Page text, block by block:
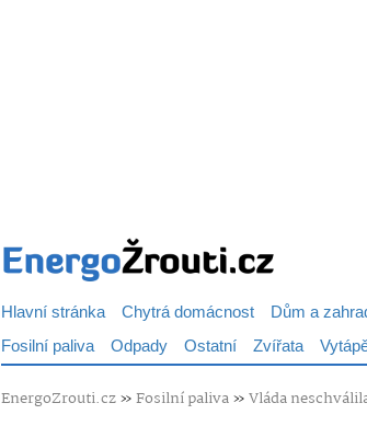
Hlavní stránka Chytrá domácnost Dům a
Fosilní paliva Odpady Ostatní Zvířata
EnergoZrouti.cz»Fosilní paliva»Vláda